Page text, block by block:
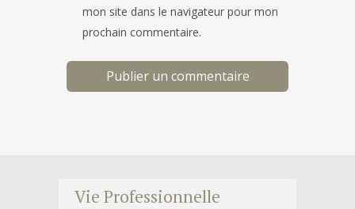
mon site dans le navigateur pour mon
prochain commentaire.
Vie Professionnelle